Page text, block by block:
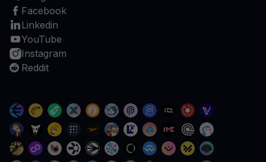
Facebook
Linkedin
YouTube
Instagram
Reddit